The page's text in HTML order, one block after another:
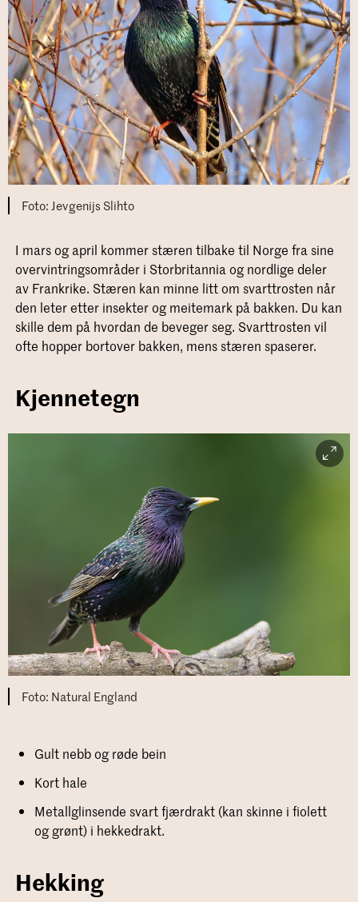
Jevgenijs Slihto
I mars og april kommer stæren tilbake til Norge fra sine
overvintringsområder i Storbritannia og nordlige deler
av Frankrike. Stæren kan minne litt om svarttrosten når
den leter etter insekter og meitemark på bakken. Du kan
skille dem på hvordan de beveger seg. Svarttrosten vil
ofte hopper bortover bakken, mens stæren spaserer.
Kjennetegn
Natural England
Gult nebb og røde bein
Kort hale
Metallglinsende svart fjærdrakt (kan skinne i fiolett
og grønt) i hekkedrakt.
Hekking